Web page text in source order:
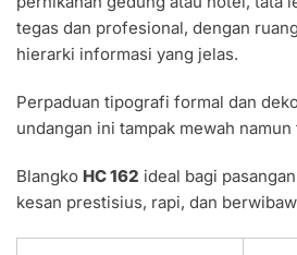
tegas dan profesional, dengan
hierarki informasi yang jelas.
Perpaduan tipografi formal dan
undangan ini tampak mewah
Blangko HC 162 ideal bagi
kesan prestisius, rapi, dan